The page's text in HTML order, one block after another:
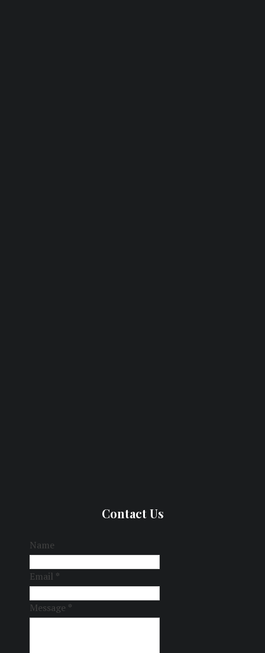
Contact Us
Name
Email *
Message *